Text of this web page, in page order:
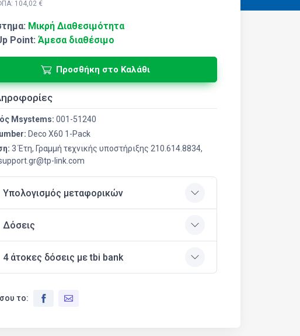
104,02 €
Μικρή Διαθεσιμότητα
Point: Άμεσα διαθέσιμο
Προσθήκη στο Καλάθι
Msystems: 001-51240
Deco X60 1-Pack
3 Έτη, Γραμμή τεχνικής υποστήριξης 210.614.8834,
link.com
Υπολογισμός μεταφορικών
Δόσεις
4 άτοκες δόσεις με tbi bank
το: